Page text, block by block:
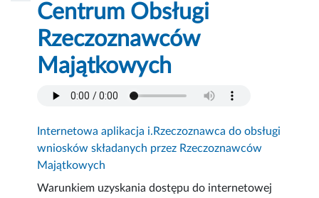
Centrum Obsługi
Rzeczoznawców
Majątkowych
Internetowa aplikacja i.Rzeczoznawca do obsługi
wniosków składanych przez Rzeczoznawców
Majątkowych
Warunkiem uzyskania dostępu do internetowej